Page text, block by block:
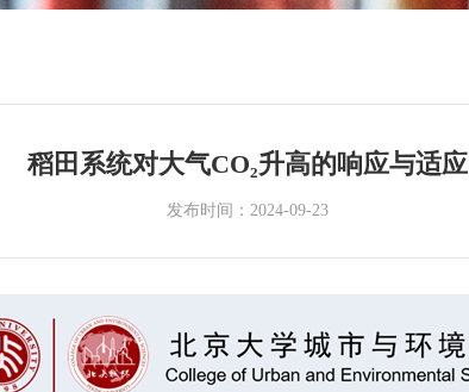
稻田系统对大气CO₂升高的响应与适应
发布时间：2024-09-23